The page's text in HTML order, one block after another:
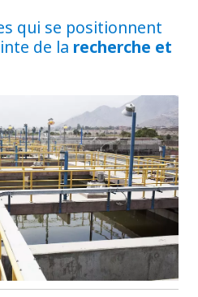
qui se positionnent
de la recherche et